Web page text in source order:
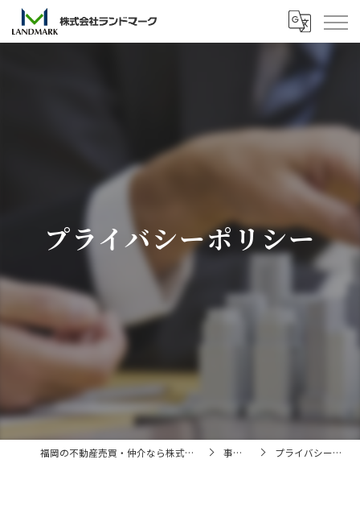
プライバシーポリシー
福岡の不動産売買・仲介なら株式会社ランドマーク 事業内容 プライバシーポリシー